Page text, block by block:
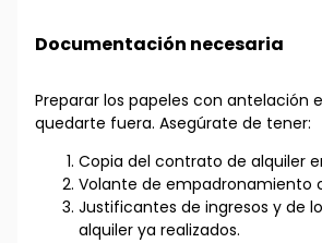
Documentación necesaria
Preparar los papeles con antelación
quedarte fuera. Asegúrate de tener:
Copia del contrato de alquiler
Volante de empadronamiento
Justificantes de ingresos y de
alquiler ya realizados.